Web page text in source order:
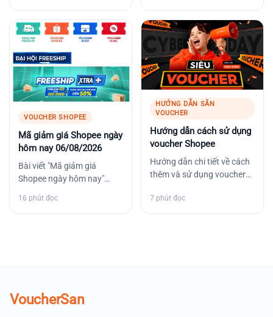
khủng: giảm…
VOUCHER SHOPEE
Mã giảm giá Shopee ngày
hôm nay 06/08/2026
Bài viết "Mã giảm giá
Shopee ngày hôm nay"
diện về các mã giảm giá…
16 phút đọc
HƯỚNG DẪN SĂN
VOUCHER
Hướng dẫn cách sử dụng
voucher Shopee
Hướng dẫn chi tiết về cách
thêm và sử dụng voucher
kiệm và hiệu quả.…
7 phút đọc
VoucherSan